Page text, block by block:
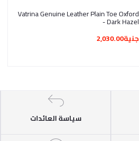
Vatrina Genuine Leather Plain Toe Oxford
- Dark Hazel
جنية2,030.00
سياسة العائدات